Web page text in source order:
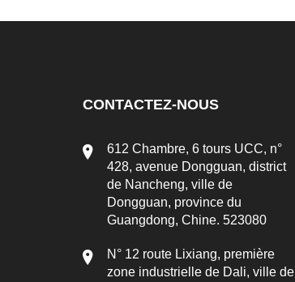
CONTACTEZ-NOUS
612 Chambre, 6 tours UCC, n°
428, avenue Dongguan, district
de Nancheng, ville de
Dongguan, province du
Guangdong, Chine. 523080
N° 12 route Lixiang, première
zone industrielle de Dali, ville de